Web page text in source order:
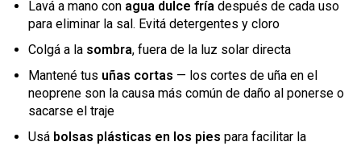
Lavá a mano con agua dulce fría después de cada uso
para eliminar la sal. Evitá detergentes y cloro
Colgá a la sombra, fuera de la luz solar directa
Mantené tus uñas cortas — los cortes de uña en el
neoprene son la causa más común de daño al ponerse o
sacarse el traje
Usá bolsas plásticas en los pies para facilitar la